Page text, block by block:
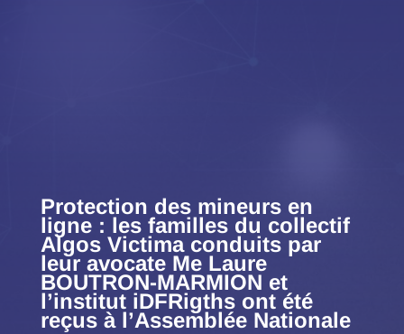
Protection des mineurs en
ligne : les familles du collectif
Algos Victima conduits par
leur avocate Me Laure
BOUTRON-MARMION et
l’institut iDFRigths ont été
reçus à l’Assemblée Nationale